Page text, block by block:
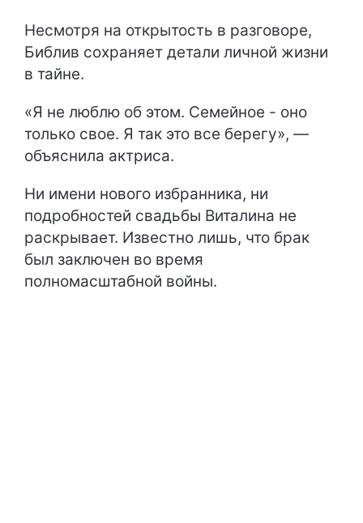
Несмотря на открытость в разговоре,
Библив сохраняет детали личной жизни
в тайне.
«Я не люблю об этом. Семейное - оно
только свое. Я так это все берегу», —
объяснила актриса.
Ни имени нового избранника, ни
подробностей свадьбы Виталина не
раскрывает. Известно лишь, что брак
был заключен во время
полномасштабной войны.